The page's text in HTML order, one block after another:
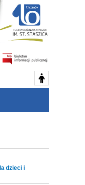
dzieci i